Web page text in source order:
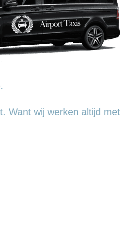
Want wij werken altijd met